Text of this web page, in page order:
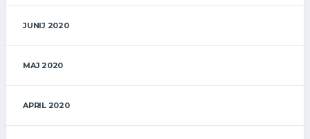
JUNIJ 2020
MAJ 2020
APRIL 2020